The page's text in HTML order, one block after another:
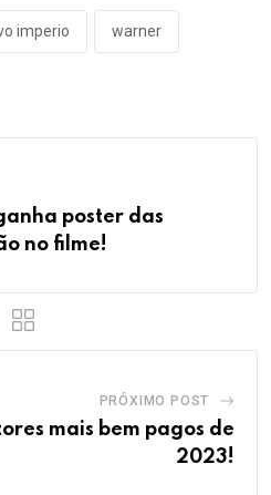
imperio warner
poster das
no filme!
PRÓXIMO POST
mais bem pagos de
2023!